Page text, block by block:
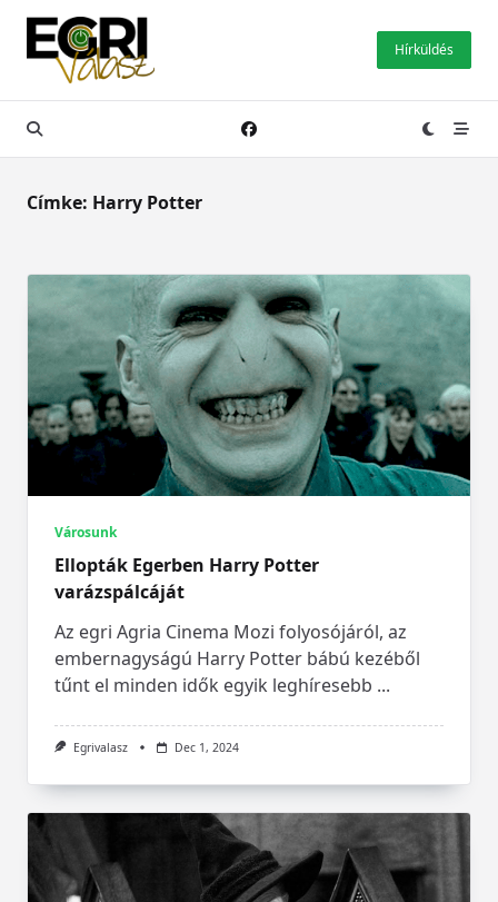
Skip
content
Hírküldés
Címke: Harry Potter
Városunk
Ellopták Egerben Harry Potter
varázspálcáját
Az egri Agria Cinema Mozi folyosójáról, az
embernagyságú Harry Potter bábú kezéből
tűnt el minden idők egyik leghíresebb ...
Egrivalasz Dec 1, 2024